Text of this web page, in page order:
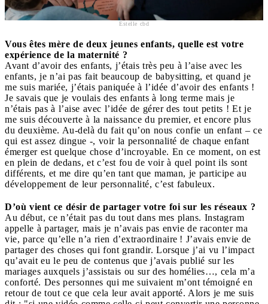
Estelle cbd
Vous êtes mère de deux jeunes enfants, quelle est votre
expérience de la maternité ?
Avant d’avoir des enfants, j’étais très peu à l’aise avec les
enfants, je n’ai pas fait beaucoup de babysitting, et quand je
me suis mariée, j’étais paniquée à l’idée d’avoir des enfants !
Je savais que je voulais des enfants à long terme mais je
n’étais pas à l’aise avec l’idée de gérer des tout petits ! Et je
me suis découverte à la naissance du premier, et encore plus
du deuxième. Au-delà du fait qu’on nous confie un enfant – ce
qui est assez dingue -, voir la personnalité de chaque enfant
émerger est quelque chose d’incroyable. En ce moment, on est
en plein de dedans, et c’est fou de voir à quel point ils sont
différents, et me dire qu’en tant que maman, je participe au
développement de leur personnalité, c’est fabuleux.
D’où vient ce désir de partager votre foi sur les réseaux ?
Au début, ce n’était pas du tout dans mes plans. Instagram
appelle à partager, mais je n’avais pas envie de raconter ma
vie, parce qu’elle n’a rien d’extraordinaire ! J’avais envie de
partager des choses qui font grandir. Lorsque j’ai vu l’impact
qu’avait eu le peu de contenus que j’avais publié sur les
mariages auxquels j’assistais ou sur des homélies…, cela m’a
conforté. Des personnes qui me suivaient m’ont témoigné en
retour de tout ce que cela leur avait apporté. Alors je me suis